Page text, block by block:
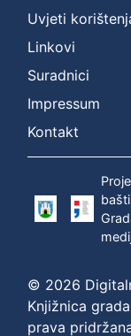
Uvjeti
Linkovi
Suradnici
Impressum
Kontakt
© 2026
Knjižnica
prava